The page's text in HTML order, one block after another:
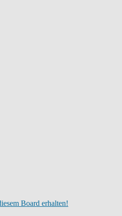
Board erhalten!